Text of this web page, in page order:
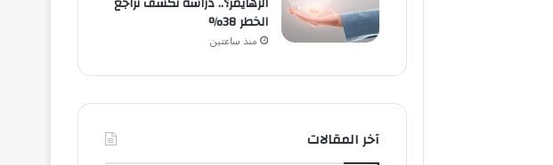
الخطر 38%
منذ ساعتين
آخر المقالات